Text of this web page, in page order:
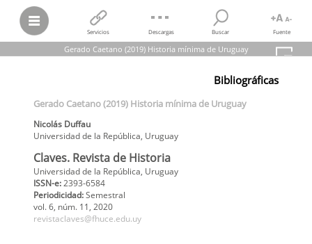
Servicios Descargas Buscar Fuente
Gerado Caetano (2019) Historia mínima de Uruguay
Gerado Caetano (2019) Historia mínima de Uruguay
Universidad de la República
Bibliográficas
Gerado Caetano (2019) Historia mínima de Uruguay
Nicolás Duffau
Universidad de la República, Uruguay
Claves. Revista de Historia
Universidad de la República, Uruguay
ISSN-e:2393-6584
Periodicidad:Semestral
vol. 6
, núm. 11, 2020
revistaclaves@fhuce.edu.uy